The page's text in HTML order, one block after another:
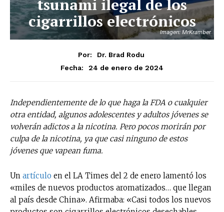
Imagen: MrKramber
tsunami ilegal de los
cigarrillos electrónicos
Por:
Dr. Brad Rodu
Fecha:
24 de enero de 2024
Independientemente de lo que haga la FDA o cualquier
otra entidad, algunos adolescentes y adultos jóvenes se
volverán adictos a la nicotina. Pero pocos morirán por
culpa de la nicotina, ya que casi ninguno de estos
jóvenes que vapean fuma.
Un artículo en el LA Times del 2 de enero lamentó los
«miles de nuevos productos aromatizados… que llegan
al país desde China». Afirmaba: «Casi todos los nuevos